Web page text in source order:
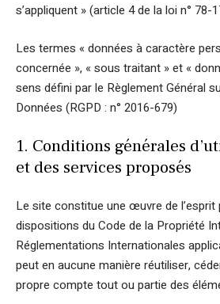
s’appliquent » (article 4 de la loi n° 78-
Les termes « données à caractère
concernée », « sous traitant » et «
sens défini par le Règlement Général
Données (RGPD : n° 2016-679)
1. Conditions générales
et des services proposés
Le site constitue une œuvre de l’esprit
dispositions du Code de la Propriété
Réglementations Internationales
peut en aucune manière réutiliser,
propre compte tout ou partie des